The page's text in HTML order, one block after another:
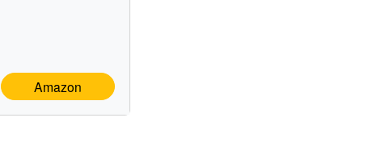
Amazon